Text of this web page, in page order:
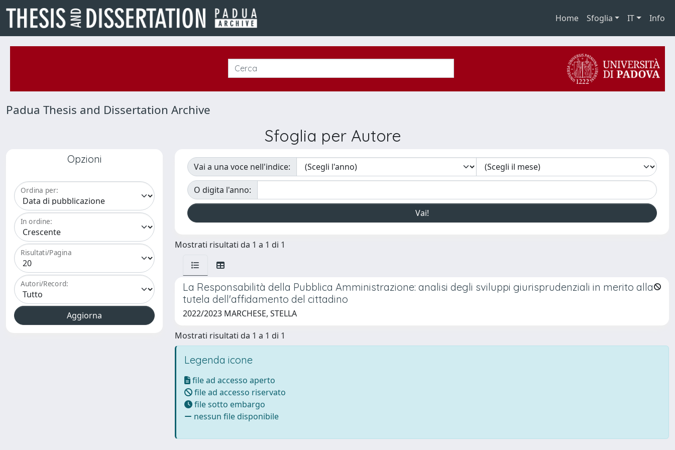
Home Sfoglia IT Info
Padua Thesis and Dissertation Archive
Sfoglia per Autore
Opzioni
Ordina per:
In ordine:
Risultati/Pagina
Autori/Record:
Vai a una voce nell'indice:
O digita l'anno:
Mostrati risultati da 1 a 1 di 1
La Responsabilità della Pubblica Amministrazione: analisi degli sviluppi giurisprudenziali in merito alla
tutela dell'affidamento del cittadino
2022/2023 MARCHESE, STELLA
Mostrati risultati da 1 a 1 di 1
Legenda icone
file ad accesso aperto
file ad accesso riservato
file sotto embargo
nessun file disponibile